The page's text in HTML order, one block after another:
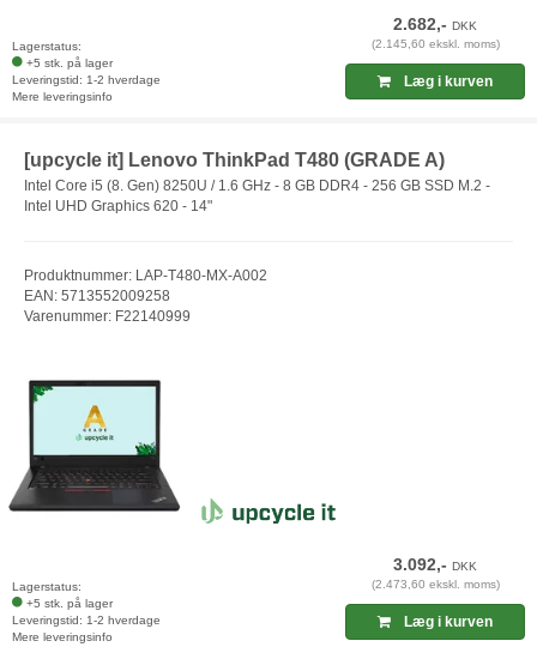
Lagerstatus:
+5 stk. på lager
Leveringstid: 1-2 hverdage
Mere leveringsinfo
2.682,-DKK
(2.145,60 ekskl. moms)
Læg i kurven
[upcycle it] Lenovo ThinkPad T480 (GRADE A)
Intel Core i5 (8. Gen) 8250U / 1.6 GHz - 8 GB DDR4 - 256 GB SSD M.2 -
Intel UHD Graphics 620 - 14"
Produktnummer: LAP-T480-MX-A002
EAN: 5713552009258
Varenummer: F22140999
Lagerstatus:
+5 stk. på lager
Leveringstid: 1-2 hverdage
Mere leveringsinfo
3.092,-DKK
(2.473,60 ekskl. moms)
Læg i kurven